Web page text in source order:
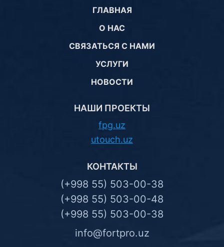
ГЛАВНАЯ
О НАС
СВЯЗАТЬСЯ С НАМИ
УСЛУГИ
НОВОСТИ
НАШИ ПРОЕКТЫ
fpg.uz
utouch.uz
КОНТАКТЫ
(+998 55) 503-00-38
(+998 55) 503-00-48
(+998 55) 503-00-38
info@fortpro.uz